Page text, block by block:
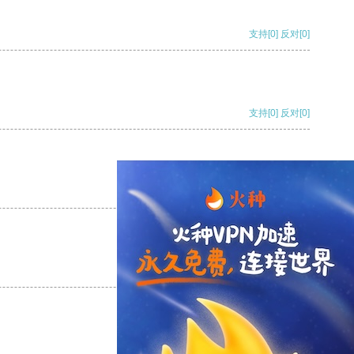
支持[0] 反对[0]
支持[0] 反对[0]
支持
支持[0] 反对[0]
支持[0] 反对[0]